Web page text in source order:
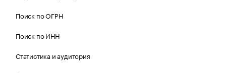
Поиск по ОГРН
Поиск по ИНН
Статистика и аудитория